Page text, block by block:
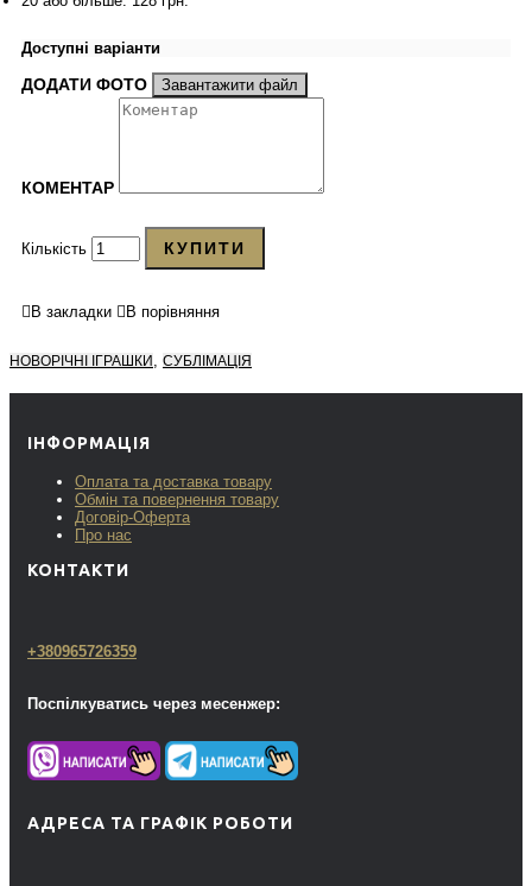
Доступні варіанти
ДОДАТИ ФОТО Завантажити файл
КОМЕНТАР
Кількість КУПИТИ
В закладки В порівняння
НОВОРІЧНІ ІГРАШКИ , СУБЛІМАЦІЯ
ІНФОРМАЦІЯ
Оплата та доставка товару
Обмін та повернення товару
Договір-Оферта
Про нас
КОНТАКТИ
+380965726359
Поспілкуватись через месенжер:
АДРЕСА ТА ГРАФІК РОБОТИ